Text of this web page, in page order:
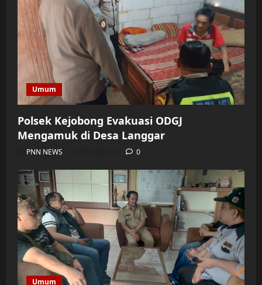
Umum
Polsek Kejobong Evakuasi ODGJ
Mengamuk di Desa Langgar
PNN NEWS 0
Umum